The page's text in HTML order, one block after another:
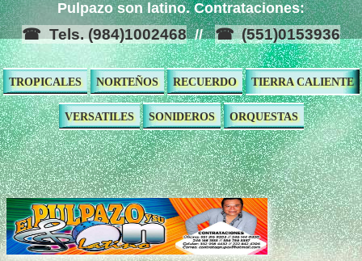
Pulpazo son latino. Contrataciones:
Tels. (984)1002468 // (551)0153936
TROPICALES NORTEÑOS RECUERDO TIERRA CALIENTE
VERSATILES SONIDEROS ORQUESTAS